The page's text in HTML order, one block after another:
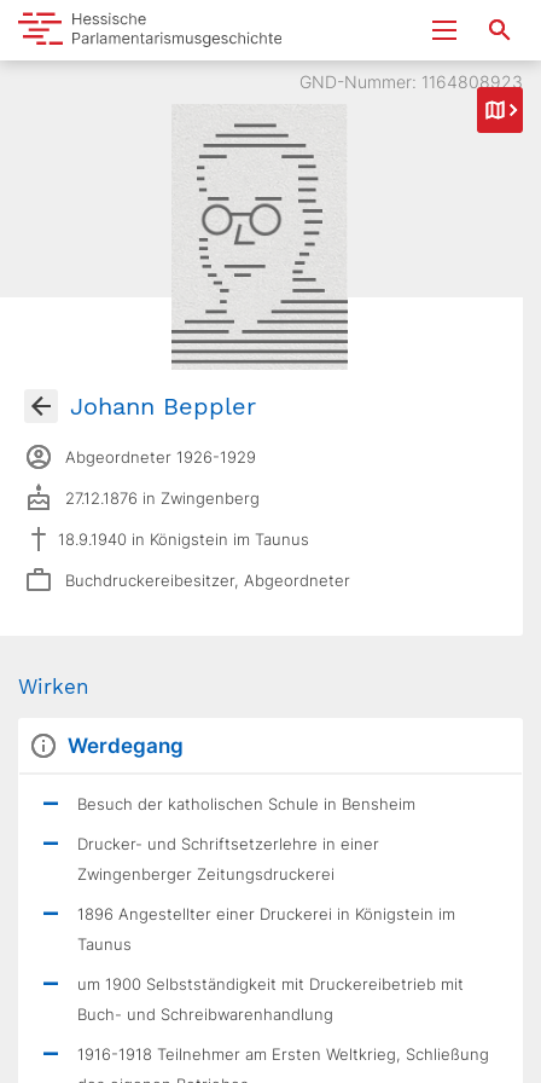
GND-Nummer: 1164808923
Johann Beppler
Abgeordneter 1926-1929
27.12.1876 in Zwingenberg
18.9.1940 in Königstein im Taunus
Buchdruckereibesitzer, Abgeordneter
Wirken
Werdegang
Besuch der katholischen Schule in Bensheim
Drucker- und Schriftsetzerlehre in einer
Zwingenberger Zeitungsdruckerei
1896 Angestellter einer Druckerei in Königstein im
Taunus
um 1900 Selbstständigkeit mit Druckereibetrieb mit
Buch- und Schreibwarenhandlung
1916-1918 Teilnehmer am Ersten Weltkrieg, Schließung